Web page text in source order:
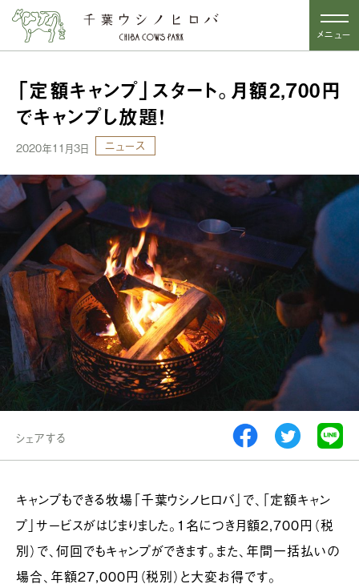
メニュー
「定額キャンプ」スタート。月額2,700円
でキャンプし放題！
2020年11月3日 ニュース
シェアする
キャンプもできる牧場「千葉ウシノヒロバ」で、「定額キャン
プ」サービスがはじまりました。1名につき月額2,700円（税
別）で、何回でもキャンプができます。また、年間一括払いの
場合、年額27,000円（税別）と大変お得です。